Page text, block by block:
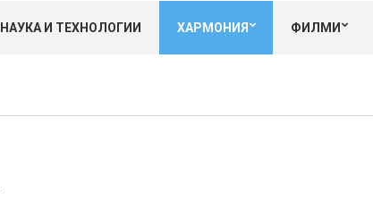
НАУКА И ТЕХНОЛОГИИ ХАРМОНИЯ ФИЛМИ